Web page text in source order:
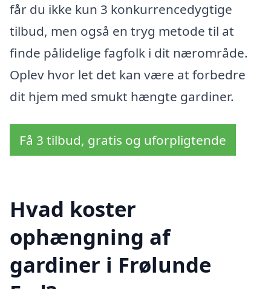
får du ikke kun 3 konkurrencedygtige
tilbud, men også en tryg metode til at
finde pålidelige fagfolk i dit nærområde.
Oplev hvor let det kan være at forbedre
dit hjem med smukt hængte gardiner.
Få 3 tilbud, gratis og uforpligtende
Hvad koster
ophængning af
gardiner i Frølunde